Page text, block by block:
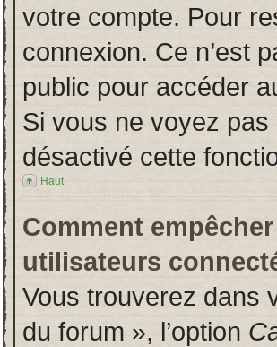
votre compte. Pour
connexion. Ce n’est
public pour accéder
Si vous ne voyez pas
désactivé cette
Haut
Comment
utilisateurs
Vous trouverez dans
du forum », l’option